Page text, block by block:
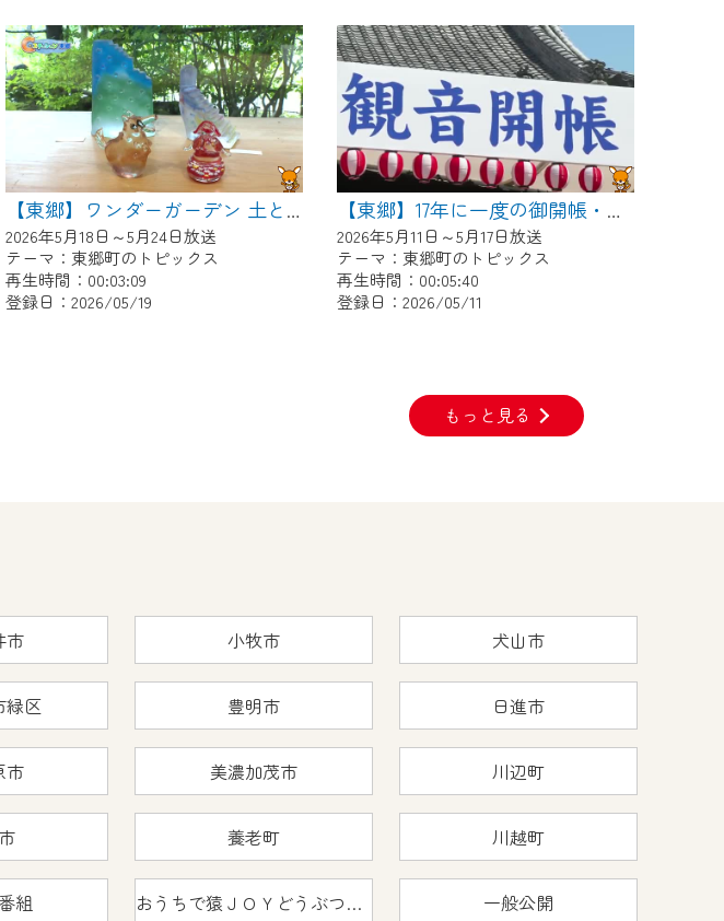
【東郷】ワンダーガーデン 土とガラスとペインティング
2026年5月18日～5月24日放送
テーマ：東郷町のトピックス
再生時間：00:03:09
登録日：2026/05/19
【東郷】17年に一度の御開帳・稚児行列
2026年5月11日～5月17日放送
テーマ：東郷町のトピックス
再生時間：00:05:40
登録日：2026/05/11
もっと見る
市 小牧市 犬山市
緑区 豊明市 日進市
市 美濃加茂市 川辺町
養老町 川越町
組 おうちで猿ＪＯＹどうぶつえん 一般公開